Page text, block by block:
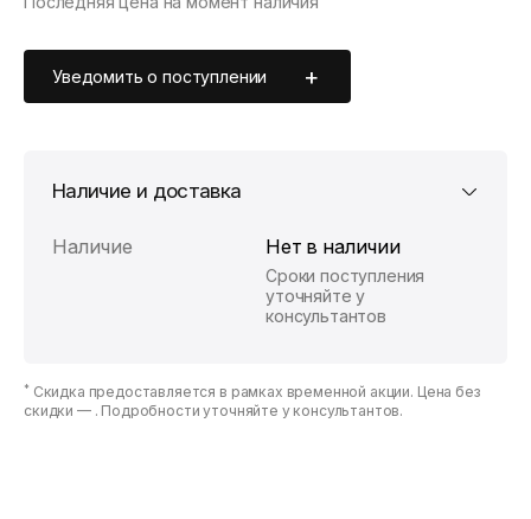
Уведомить о поступлении
Наличие и доставка
Наличие Нет в наличии
Сроки поступления
уточняйте у
консультантов
* Скидка предоставляется в рамках временной акции. Цена без
скидки — . Подробности уточняйте у консультантов.